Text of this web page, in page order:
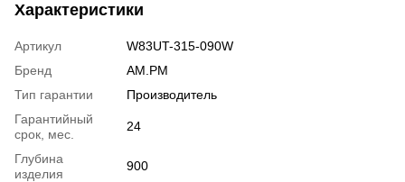
Характеристики
Артикул
W83UT-315-090W
Бренд
AM.PM
Тип гарантии
Производитель
Гарантийный
срок, мес.
24
Глубина
изделия
900